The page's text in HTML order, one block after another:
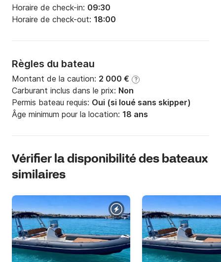
Horaire de check-in: 09:30
Horaire de check-out: 18:00
Règles du bateau
Montant de la caution: 2 000 € ?
Carburant inclus dans le prix: Non
Permis bateau requis: Oui (si loué sans skipper)
Âge minimum pour la location: 18 ans
Vérifier la disponibilité des bateaux
similaires